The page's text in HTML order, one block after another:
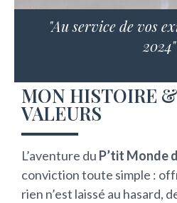
"Au service de vos
2024"
MON HISTOIRE
VALEURS
L’aventure du P’tit Monde
conviction toute simple :
rien n’est laissé au hasard,